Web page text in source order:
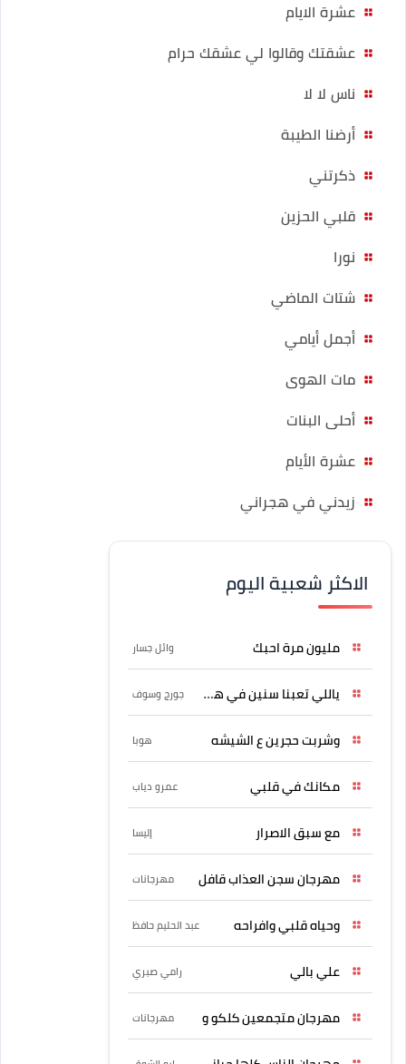
عشرة الايام
عشقتك وقالوا لي عشقك حرام
ناس لا لا
أرضنا الطيبة
ذكرتني
قلبي الحزين
نورا
شتات الماضي
أجمل أيامي
مات الهوى
أحلى البنات
عشرة الأيام
زيدني في هجراني
الاكثر شعبية اليوم
مليون مرة احبك وائل جسار
ياللي تعبنا سنين في هواه جورج وسوف
وشربت حجرين ع الشيشه هوبا
مكانك في قلبي عمرو دياب
مع سبق الاصرار إليسا
مهرجان سجن العذاب قافل مهرجانات
وحياه قلبي وافراحه عبد الحليم حافظ
علي بالي رامي صبري
مهرجان متجمعين كلكو و مهرجانات